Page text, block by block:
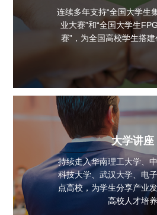
连续多年支持“全国大学生
业大赛”和“全国大学生
赛”，为全国高校学生搭
大学讲座
持续走入华南理工大学、
科技大学、武汉大学、电
点高校，为学生分享产业
高校人才培养